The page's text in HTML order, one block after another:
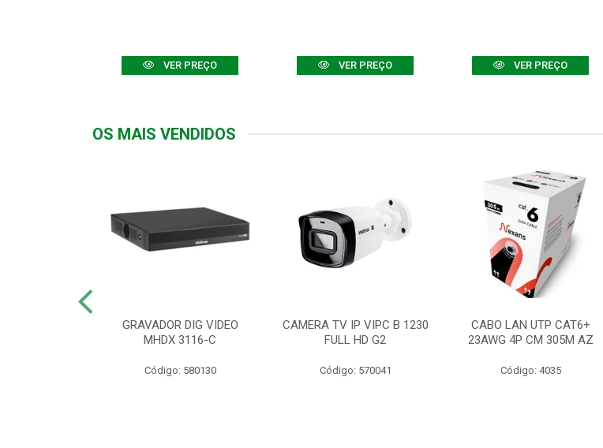
VER PREÇO VER PREÇO VER PREÇO
OS MAIS VENDIDOS
GRAVADOR DIG VIDEO
MHDX 3116-C
Código: 580130
CAMERA TV IP VIPC B 1230
FULL HD G2
Código: 570041
CABO LAN UTP CAT6+
23AWG 4P CM 305M AZ
Código: 4035